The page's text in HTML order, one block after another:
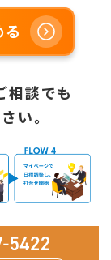
相談でも
い。